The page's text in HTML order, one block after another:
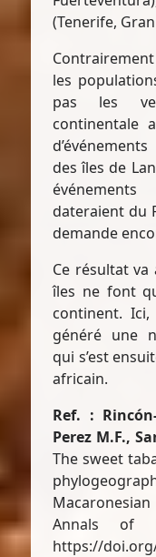
(Tenerife,
les
pas les
continentale
des îles de
dateraient du
demande
Ce résultat va
îles ne font
continent.
généré une
qui s’est
africain.
Ref. :
Perez M.F.,
The sweet
Annals of
https://